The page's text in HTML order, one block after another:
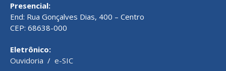
Presencial:
End: Rua Gonçalves Dias, 400 – Centro
CEP: 68638-000
Eletrônico:
Ouvidoria / e-SIC